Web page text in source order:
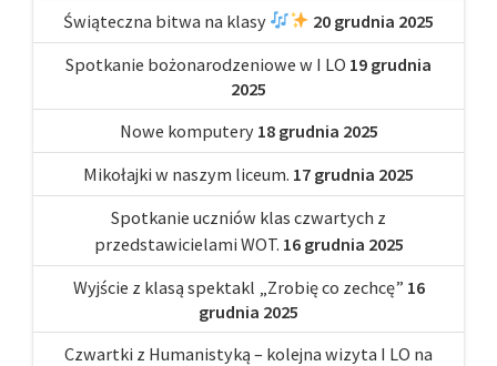
Świąteczna bitwa na klasy
20 grudnia 2025
Spotkanie bożonarodzeniowe w I LO 19 grudnia
2025
Nowe komputery 18 grudnia 2025
Mikołajki w naszym liceum. 17 grudnia 2025
Spotkanie uczniów klas czwartych z
przedstawicielami WOT. 16 grudnia 2025
Wyjście z klasą spektakl „Zrobię co zechcę” 16
grudnia 2025
Czwartki z Humanistyką – kolejna wizyta I LO na